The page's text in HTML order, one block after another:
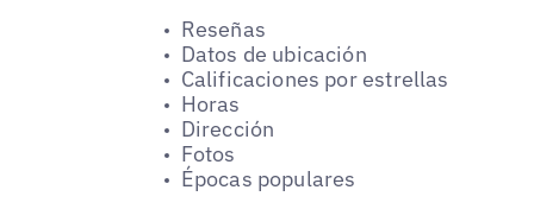
Reseñas
Datos de ubicación
Calificaciones por estrellas
Horas
Dirección
Fotos
Épocas populares